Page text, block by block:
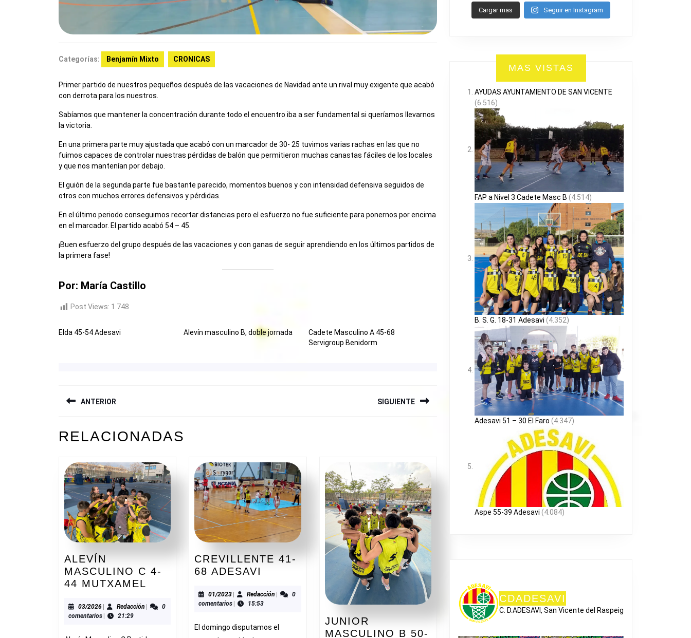
Categorías: Benjamín Mixto CRONICAS
Primer partido de nuestros pequeños después de las vacaciones de Navidad ante un rival muy exigente que acabó
con derrota para los nuestros.
Sabíamos que mantener la concentración durante todo el encuentro iba a ser fundamental si queríamos llevarnos
la victoria.
En una primera parte muy ajustada que acabó con un marcador de 30- 25 tuvimos varias rachas en las que no
fuimos capaces de controlar nuestras pérdidas de balón que permitieron muchas canastas fáciles de los locales
y que nos mantenían por debajo.
El guión de la segunda parte fue bastante parecido, momentos buenos y con intensidad defensiva seguidos de
otros con muchos errores defensivos y pérdidas.
En el último periodo conseguimos recortar distancias pero el esfuerzo no fue suficiente para ponernos por encima
en el marcador. El partido acabó 54 – 45.
¡Buen esfuerzo del grupo después de las vacaciones y con ganas de seguir aprendiendo en los últimos partidos de
la primera fase!
Por: María Castillo
Post Views: 1.748
Elda 45-54 Adesavi Alevín masculino B, doble jornada
Cadete Masculino A 45-68
Servigroup Benidorm
DE
ENTRADAS
ANTERIOR
anterior:
SIGUIENTE
RELACIONADAS
ALEVÍN
MASCULINO C 4-
44 MUTXAMEL
MASCULINO
C
03/202603/2026RedacciónRedacción
0
comentarios
21:29
CREVILLENTE 41-
68 ADESAVI
68
ADESAVI
01/202301/2023Redacción Redacción
0
comentarios
15:53
El domingo disputamos el
JUNIOR
MASCULINO B 50-
Cargar mas Seguir en Instagram
MAS VISTAS
AYUDAS AYUNTAMIENTO DE SAN VICENTE
(6.516)
FAP a Nivel 3 Cadete Masc B (4.514)
B. S. G. 18-31 Adesavi (4.352)
Adesavi 51 – 30 El Faro (4.347)
Aspe 55-39 Adesavi (4.084)
CDADESAVI
C. D.ADESAVI, San Vicente del Raspeig